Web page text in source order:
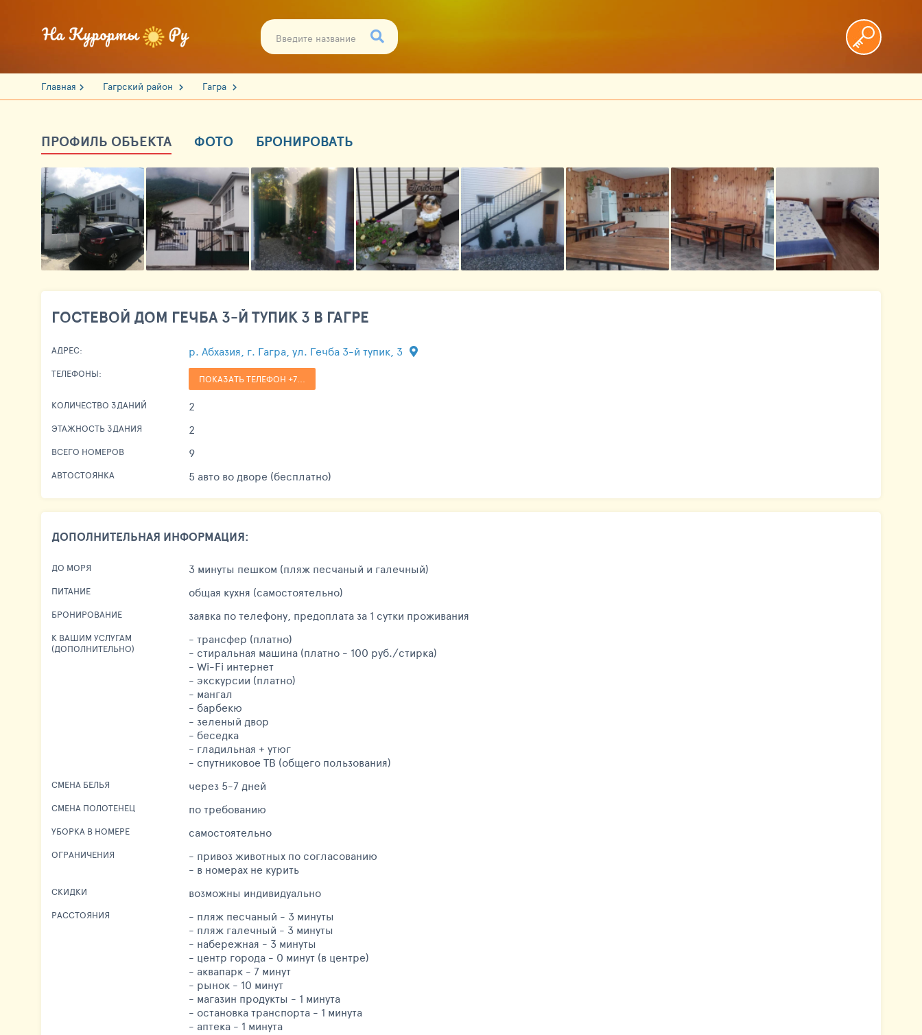
Главная Гагрский район Гагра
ПРОФИЛЬ ОБЪЕКТА ФОТО БРОНИРОВАТЬ
ГОСТЕВОЙ ДОМ ГЕЧБА 3-Й ТУПИК 3 В ГАГРЕ
АДРЕС: р. Абхазия, г. Гагра, ул. Гечба 3-й тупик, 3
ТЕЛЕФОНЫ: ПОКАЗАТЬ ТЕЛЕФОН +7...
КОЛИЧЕСТВО ЗДАНИЙ 2
ЭТАЖНОСТЬ ЗДАНИЯ 2
ВСЕГО НОМЕРОВ 9
АВТОСТОЯНКА 5 авто во дворе (бесплатно)
ДОПОЛНИТЕЛЬНАЯ ИНФОРМАЦИЯ:
ДО МОРЯ 3 минуты пешком (пляж песчаный и галечный)
ПИТАНИЕ общая кухня (самостоятельно)
БРОНИРОВАНИЕ заявка по телефону, предоплата за 1 сутки проживания
К ВАШИМ УСЛУГАМ
(ДОПОЛНИТЕЛЬНО)
- трансфер (платно)
- стиральная машина (платно - 100 руб./стирка)
- Wi-Fi интернет
- экскурсии (платно)
- мангал
- барбекю
- зеленый двор
- беседка
- гладильная + утюг
- спутниковое ТВ (общего пользования)
СМЕНА БЕЛЬЯ через 5-7 дней
СМЕНА ПОЛОТЕНЕЦ по требованию
УБОРКА В НОМЕРЕ самостоятельно
ОГРАНИЧЕНИЯ
- привоз животных по согласованию
- в номерах не курить
СКИДКИ возможны индивидуально
РАССТОЯНИЯ
- пляж песчаный - 3 минуты
- пляж галечный - 3 минуты
- набережная - 3 минуты
- центр города - 0 минут (в центре)
- аквапарк - 7 минут
- рынок - 10 минут
- магазин продукты - 1 минута
- остановка транспорта - 1 минута
- аптека - 1 минута